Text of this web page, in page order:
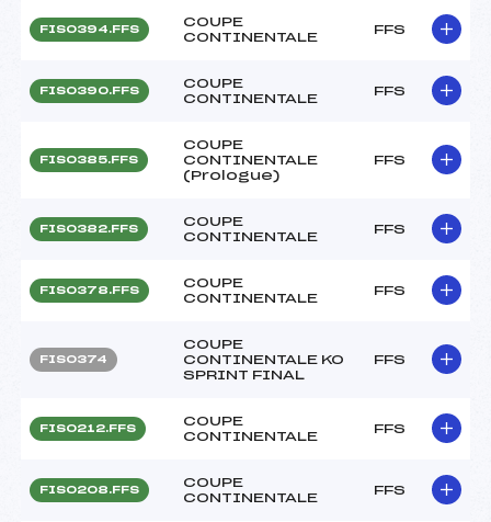
FIS0394.FFS
COUPE
CONTINENTALE
FFS
FIS0390.FFS
COUPE
CONTINENTALE
FFS
FIS0385.FFS
COUPE
CONTINENTALE
(Prologue)
FFS
FIS0382.FFS
COUPE
CONTINENTALE
FFS
FIS0378.FFS
COUPE
CONTINENTALE
FFS
FIS0374
COUPE
CONTINENTALE KO
SPRINT FINAL
FFS
FIS0212.FFS
COUPE
CONTINENTALE
FFS
FIS0208.FFS
COUPE
CONTINENTALE
FFS